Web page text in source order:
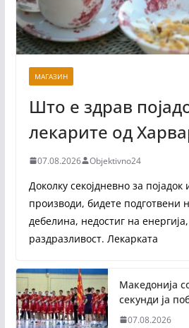
МАГАЗИН
Што е здрав
лекарите од
07.08.2026 Objektivno24
Доколку секојдневно за
производи, бидете подготвени
дебелина, недостиг на
раздразливост. Лекарката
Македонија
секунди ја
07.08.2026